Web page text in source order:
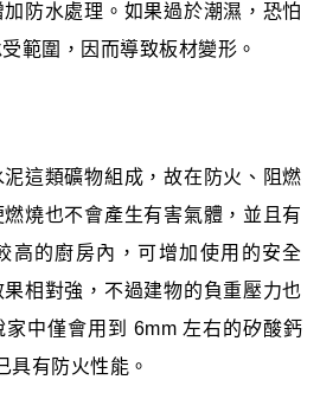
防水處理。如果過於潮濕，恐怕
範圍，因而導致板材變形。
這類礦物組成，故在防火、阻燃
燒也不會產生有害氣體，並且有
高的廚房內，可增加使用的安全
相對強，不過建物的負重壓力也
中僅會用到 6mm 左右的矽酸鈣
具有防火性能。